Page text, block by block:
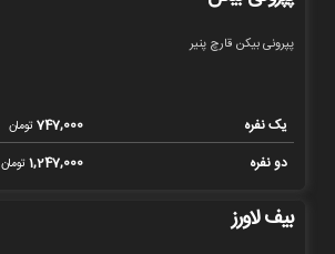
پپرونی بیکن قارچ پنیر
یک نفره 747,000تومان
دو نفره 1,247,000تومان
بیف لاورز